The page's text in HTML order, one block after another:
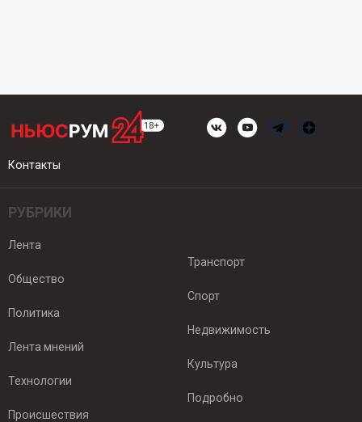
Контакты
РУБРИКИ
Лента
Общество
Политика
Лента мнений
Технологии
Происшествия
Транспорт
Спорт
Недвижимость
Культура
Подробно